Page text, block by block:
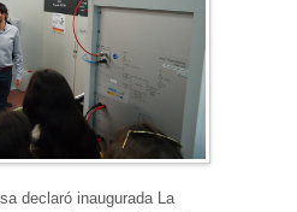
declaró inaugurada La